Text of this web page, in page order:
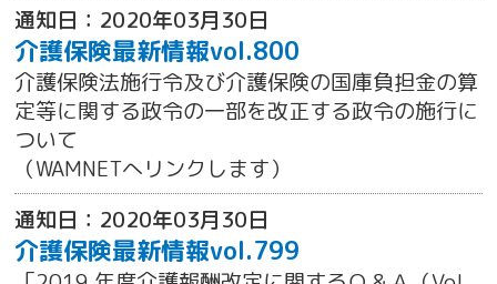
通知日：2020年03月30日
介護保険最新情報vol.800
介護保険法施行令及び介護保険の国庫負担金の算
定等に関する政令の一部を改正する政令の施行に
ついて
（WAMNETへリンクします）
通知日：2020年03月30日
介護保険最新情報vol.799